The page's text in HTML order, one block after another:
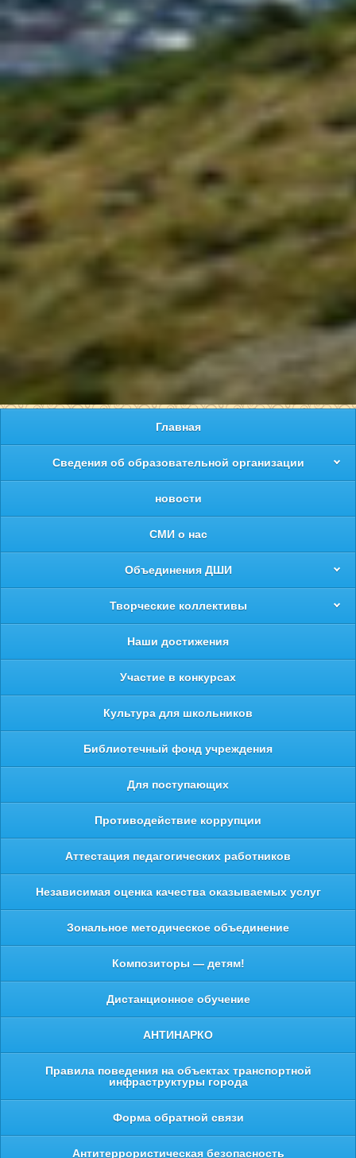
Главная
Сведения об образовательной организации
новости
СМИ о нас
Объединения ДШИ
Творческие коллективы
Наши достижения
Участие в конкурсах
Культура для школьников
Библиотечный фонд учреждения
Для поступающих
Противодействие коррупции
Аттестация педагогических работников
Независимая оценка качества оказываемых услуг
Зональное методическое объединение
Композиторы — детям!
Дистанционное обучение
АНТИНАРКО
Правила поведения на объектах транспортной
инфраструктуры города
Форма обратной связи
Антитеррористическая безопасность